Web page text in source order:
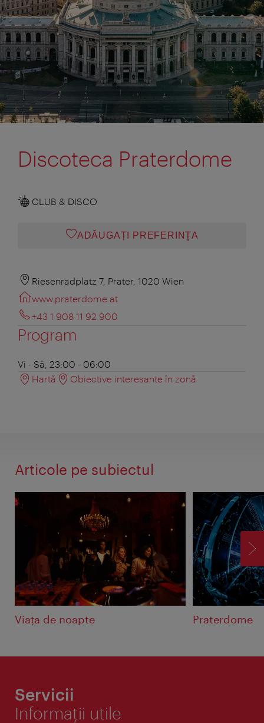
Discoteca Praterdome
CLUB & DISCO
ADĂUGAȚI PREFERINŢA
Riesenradplatz 7, Prater, 1020 Wien
www.praterdome.at
+43 1 908 11 92 900
Program
Vi - Sâ, 23:00 - 06:00
Hartă
Obiective interesante în zonă
Articole pe subiectul
Viaţa de noapte Praterdome
Servicii
Informaţii utile